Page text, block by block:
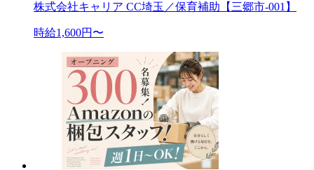
株式会社キャリア CC埼玉／保育補助【三郷市-001】
時給1,600円〜